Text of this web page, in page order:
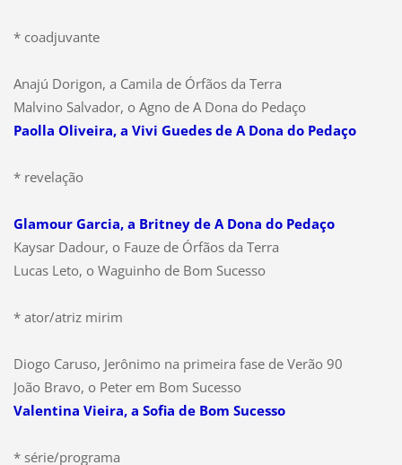
* coadjuvante
Anajú Dorigon, a Camila de Órfãos da Terra
Malvino Salvador, o Agno de A Dona do Pedaço
Paolla Oliveira, a Vivi Guedes de A Dona do Pedaço
* revelação
Glamour Garcia, a Britney de A Dona do Pedaço
Kaysar Dadour, o Fauze de Órfãos da Terra
Lucas Leto, o Waguinho de Bom Sucesso
* ator/atriz mirim
Diogo Caruso, Jerônimo na primeira fase de Verão 90
João Bravo, o Peter em Bom Sucesso
Valentina Vieira, a Sofia de Bom Sucesso
* série/programa